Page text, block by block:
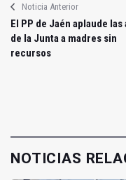
Noticia Anterior
El PP de Jaén aplaude las
de la Junta a madres sin
recursos
NOTICIAS